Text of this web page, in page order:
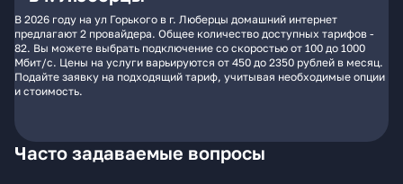
В 2026 году на ул Горького в г. Люберцы домашний интернет
предлагают 2 провайдера. Общее количество доступных тарифов -
82. Вы можете выбрать подключение со скоростью от 100 до 1000
Мбит/с. Цены на услуги варьируются от 450 до 2350 рублей в месяц.
Подайте заявку на подходящий тариф, учитывая необходимые опции
и стоимость.
Часто задаваемые вопросы